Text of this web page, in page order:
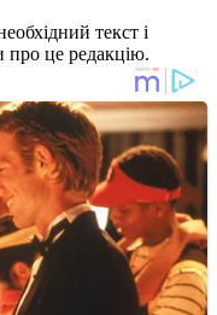
текст і
про це редакцію.